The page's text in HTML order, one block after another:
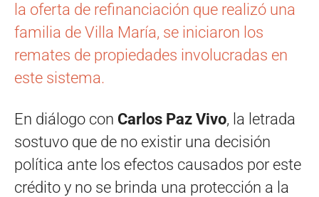
la oferta de refinanciación que realizó una
familia de Villa María, se iniciaron los
remates de propiedades involucradas en
este sistema.
En diálogo con Carlos Paz Vivo, la letrada
sostuvo que de no existir una decisión
política ante los efectos causados por este
crédito y no se brinda una protección a la